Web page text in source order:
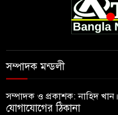
সম্পাদক মন্ডলী
সম্পাদক ও প্রকাশক: নাহিদ খান।
যোগাযোগের ঠিকানা